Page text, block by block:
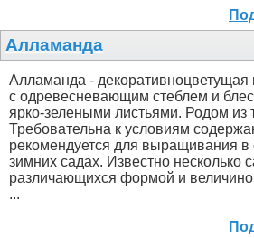
Алламанда
Алламанда - декоративноцветущая
с одревесневающим стеблем и
ярко-зелеными листьями. Родом из
Требовательна к условиям
рекомендуется для выращивания
зимних садах. Известно несколько
различающихся формой и
...